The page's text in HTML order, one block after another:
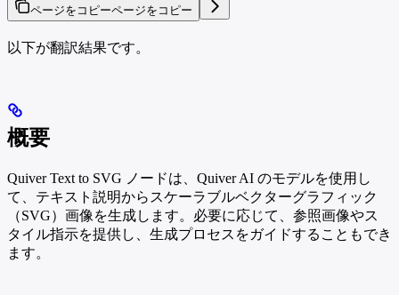
ページをコピーページをコピー
以下が翻訳結果です。
概要
Quiver Text to SVG ノードは、Quiver AI のモデルを使用し
て、テキスト説明からスケーラブルベクターグラフィック
（SVG）画像を生成します。必要に応じて、参照画像やス
タイル指示を提供し、生成プロセスをガイドすることもでき
ます。